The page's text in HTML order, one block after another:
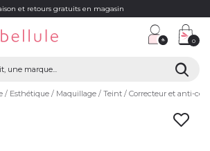
et retours gratuits en magasin
0
Esthétique Maquillage Teint Correcteur et anti-